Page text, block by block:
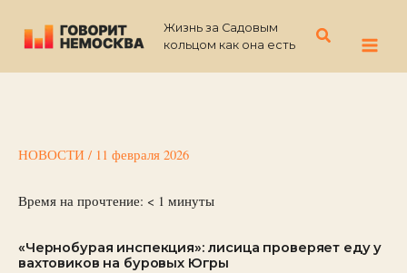
содержимому
Жизнь за Садовым
кольцом как она есть
Поиск
НОВОСТИ / 11 февраля 2026
Время на прочтение: < 1 минуты
«Чернобурая инспекция»: лисица проверяет еду у
вахтовиков на буровых Югры